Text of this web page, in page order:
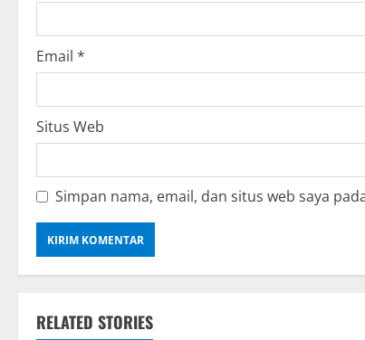
Email *
Situs Web
Simpan nama, email, dan situs web saya
RELATED STORIES